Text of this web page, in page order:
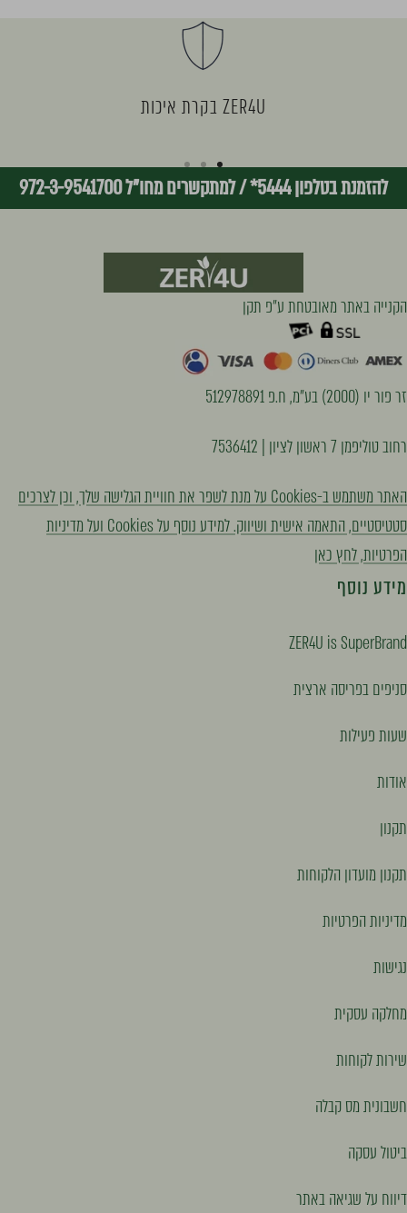
ZER4U בקרת איכות
I18n
Error:
Missing
interpolation
"page"
for
{{
page
I18n
Error:
Missing
interpolation
"page"
for
{{
page
I18n
Error:
Missing
interpolation
"page"
{{
page
להזמנת בטלפון 5444* /למתקשרים מחו"ל 972-3-9541700
הקנייה באתר מאובטחת ע״פ תקן
זר פור יו (2000) בע"מ, ח.פ 512978891
רחוב טוליפמן 7 ראשון לציון | 7536412
האתר משתמש ב-Cookies על מנת לשפר את חוויית הגלישה שלך, וכן לצרכים
סטטיסטיים, התאמה אישית ושיווק. למידע נוסף על Cookies ועל מדיניות
הפרטיות, לחץ כאן
מידע נוסף
ZER4U is SuperBrand
סניפים בפריסה ארצית
שעות פעילות
אודות
תקנון
תקנון מועדון הלקוחות
מדיניות הפרטיות
נגישות
מחלקה עסקית
שירות לקוחות
חשבונית מס קבלה
ביטול עסקה
דיווח על שגיאה באתר